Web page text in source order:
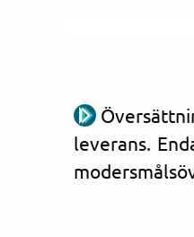
leverans.